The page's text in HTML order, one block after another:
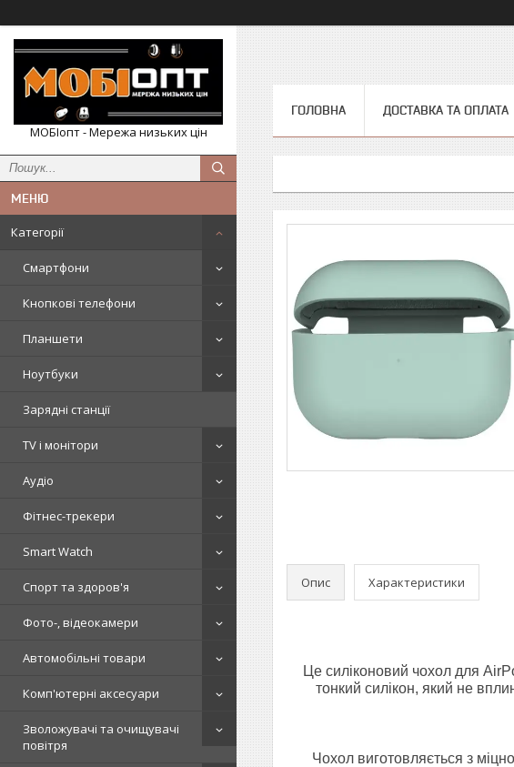
МОБІопт - Мережа низьких цін
Категорії
Смартфони
Кнопкові телефони
Планшети
Ноутбуки
Зарядні станції
TV і монітори
Аудіо
Фітнес-трекери
Smart Watch
Спорт та здоров'я
Фото-, відеокамери
Автомобільні товари
Комп'ютерні аксесуари
Зволожувачі та очищувачі
повітря
ГОЛОВНА ДОСТАВКА ТА ОПЛАТА
Опис Характеристики
Це силіконовий чохол для
тонкий силікон, який не
Чохол виготовляється з